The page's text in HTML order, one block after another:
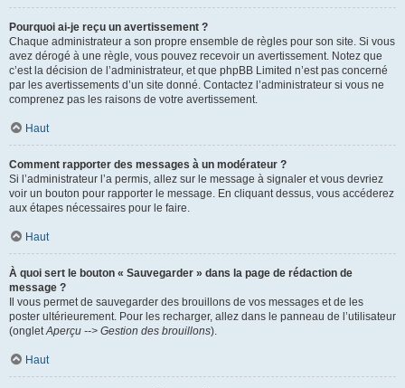
Pourquoi ai-je reçu un avertissement ?
Chaque administrateur a son propre ensemble de règles pour son site. Si vous
avez dérogé à une règle, vous pouvez recevoir un avertissement. Notez que
c’est la décision de l’administrateur, et que phpBB Limited n’est pas concerné
par les avertissements d’un site donné. Contactez l’administrateur si vous ne
comprenez pas les raisons de votre avertissement.
Haut
Comment rapporter des messages à un modérateur ?
Si l’administrateur l’a permis, allez sur le message à signaler et vous devriez
voir un bouton pour rapporter le message. En cliquant dessus, vous accéderez
aux étapes nécessaires pour le faire.
Haut
À quoi sert le bouton « Sauvegarder » dans la page de rédaction de
message ?
Il vous permet de sauvegarder des brouillons de vos messages et de les
poster ultérieurement. Pour les recharger, allez dans le panneau de l’utilisateur
(ongletAperçu --> Gestion des brouillons).
Haut